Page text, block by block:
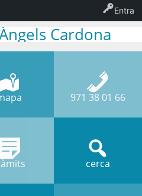
Cardona
971 38 01 66
cerca
Entra